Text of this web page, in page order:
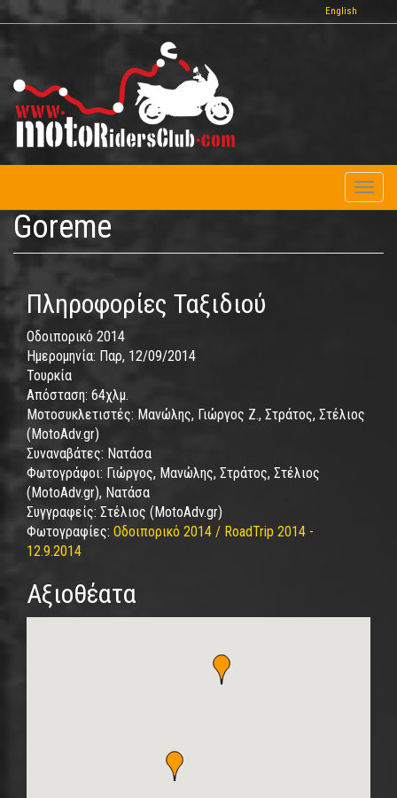
Παράκαμψη
προς
περιεχόμενο
English
Goreme
Πληροφορίες Ταξιδιού
Οδοιπορικό 2014
Ημερομηνία: Παρ, 12/09/2014
Τουρκία
Απόσταση: 64χλμ.
Μοτοσυκλετιστές: Μανώλης, Γιώργος Ζ., Στράτος, Στέλιος
(MotoAdv.gr)
Συναναβάτες: Νατάσα
Φωτογράφοι: Γιώργος, Μανώλης, Στράτος, Στέλιος
(MotoAdv.gr), Νατάσα
Συγγραφείς: Στέλιος (MotoAdv.gr)
Φωτογραφίες: Οδοιπορικό 2014 / RoadTrip 2014 -
12.9.2014
Αξιοθέατα